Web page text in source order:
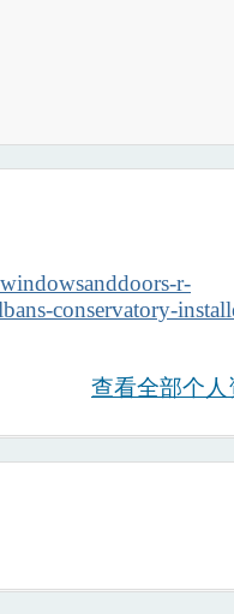
r-
conservatory-
查看全部个人